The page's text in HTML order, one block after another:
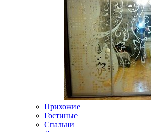
Прихожие
Гостиные
Спальни